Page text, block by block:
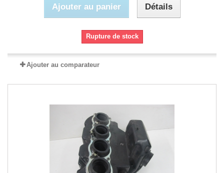
Ajouter au panier Détails
Rupture de stock
Ajouter au comparateur